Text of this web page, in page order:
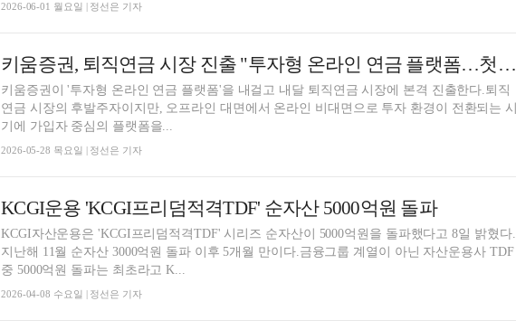
2026-06-01 월요일 | 정선은 기자
키움증권, 퇴직연금 시장 진출 "투자형 온라인 연금 플랫폼…첫 해 수수료 면제"
키움증권이 '투자형 온라인 연금 플랫폼'을 내걸고 내달 퇴직연금 시장에 본격 진출한다.퇴직
연금 시장의 후발주자이지만, 오프라인 대면에서 온라인 비대면으로 투자 환경이 전환되는 시
기에 가입자 중심의 플랫폼을...
2026-05-28 목요일 | 정선은 기자
KCGI운용 'KCGI프리덤적격TDF' 순자산 5000억원 돌파
KCGI자산운용은 'KCGI프리덤적격TDF' 시리즈 순자산이 5000억원을 돌파했다고 8일 밝혔다.
지난해 11월 순자산 3000억원 돌파 이후 5개월 만이다.금융그룹 계열이 아닌 자산운용사 TDF
중 5000억원 돌파는 최초라고 K...
2026-04-08 수요일 | 정선은 기자